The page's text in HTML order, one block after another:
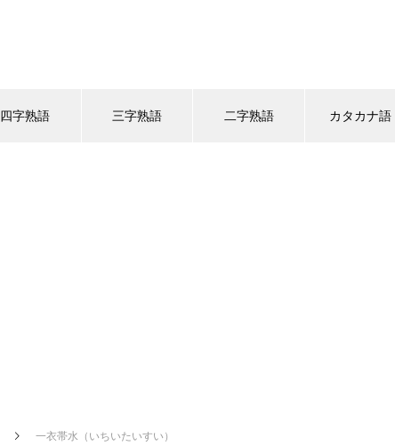
四字熟語 三字熟語 二字熟語 カタカナ語
一衣帯水（いちいたいすい）